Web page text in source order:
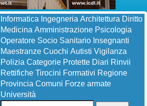
Informatica Ingegneria Architettura Diritto
Medicina Amministrazione Psicologia
Operatore Socio Sanitario Insegnanti
Maestranze Cuochi Autisti Vigilanza
Polizia Categorie Protette Diari Rinvii
Rettifiche Tirocini Formativi Regione
Provincia Comuni Forze armate
Università